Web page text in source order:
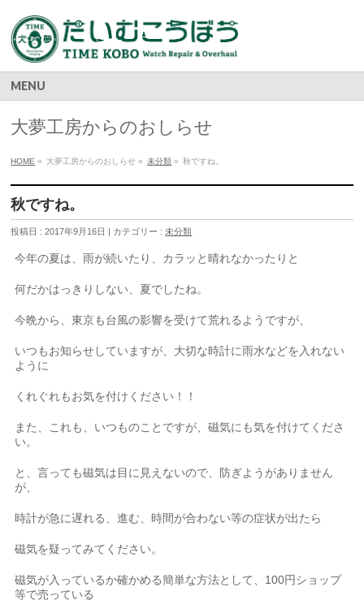
MENU
大夢工房からのおしらせ
HOME » 大夢工房からのおしらせ » 未分類 » 秋ですね。
秋ですね。
投稿日 : 2017年9月16日 | カテゴリー :未分類
今年の夏は、雨が続いたり、カラッと晴れなかったりと
何だかはっきりしない、夏でしたね。
今晩から、東京も台風の影響を受けて荒れるようですが、
いつもお知らせしていますが、大切な時計に雨水などを入れない
ように
くれぐれもお気を付けください！！
また、これも、いつものことですが、磁気にも気を付けてくださ
い。
と、言っても磁気は目に見えないので、防ぎようがありません
が、
時計が急に遅れる、進む、時間が合わない等の症状が出たら
磁気を疑ってみてください。
磁気が入っているか確かめる簡単な方法として、100円ショップ
等で売っている